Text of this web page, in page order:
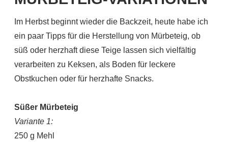
Im Herbst beginnt wieder die Backzeit, heute habe ich
ein paar Tipps für die Herstellung von Mürbeteig, ob
süß oder herzhaft diese Teige lassen sich vielfältig
verarbeiten zu Keksen, als Boden für leckere
Obstkuchen oder für herzhafte Snacks.
Süßer Mürbeteig
Variante 1:
250 g Mehl